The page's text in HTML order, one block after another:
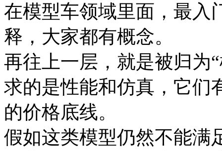
在模型车领域里面，最入
释，大家都有概念。
再往上一层，就是被归为
求的是性能和仿真，它们
的价格底线。
假如这类模型仍然不能满